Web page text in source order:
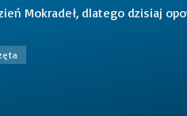
Mokradeł, dlatego dzisiaj